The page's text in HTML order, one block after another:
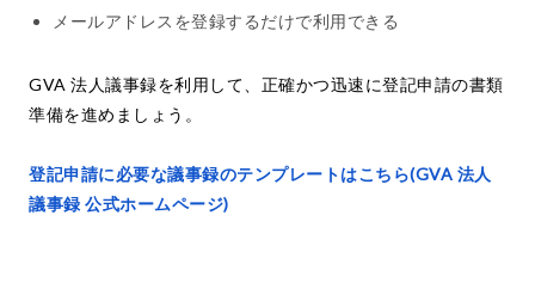
メールアドレスを登録するだけで利用できる
GVA 法人議事録を利用して、正確かつ迅速に登記申請の書類
準備を進めましょう。
登記申請に必要な議事録のテンプレートはこちら(GVA 法人
議事録 公式ホームページ)